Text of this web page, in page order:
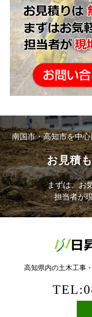
南国市・高知市を中
お見積
まずは、お
担当者が
高知県内の土木工事